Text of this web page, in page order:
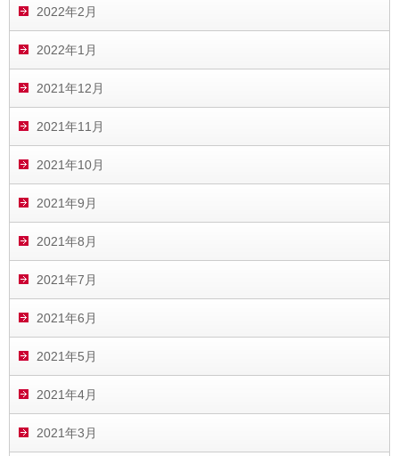
2022年2月
2022年1月
2021年12月
2021年11月
2021年10月
2021年9月
2021年8月
2021年7月
2021年6月
2021年5月
2021年4月
2021年3月